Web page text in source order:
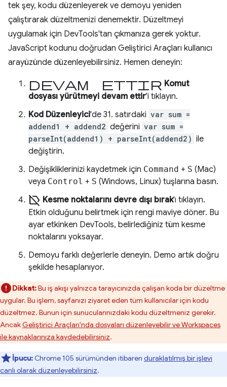
tek şey, kodu düzenleyerek ve demoyu yeniden
çalıştırarak düzeltmenizi denemektir. Düzeltmeyi
uygulamak için DevTools'tan çıkmanıza gerek yoktur.
JavaScript kodunu doğrudan Geliştirici Araçları kullanıcı
arayüzünde düzenleyebilirsiniz. Hemen deneyin:
Devam ettir Komut
dosyası yürütmeyi devam ettir'i tıklayın.
Kod Düzenleyici'de 31. satırdaki var sum =
addend1 + addend2 değerini var sum =
parseInt(addend1) + parseInt(addend2) ile
değiştirin.
Değişikliklerinizi kaydetmek için Command + S (Mac)
veya Control + S (Windows, Linux) tuşlarına basın.
label_off Kesme noktalarını devre dışı bırak'ı tıklayın.
Etkin olduğunu belirtmek için rengi maviye döner. Bu
ayar etkinken DevTools, belirlediğiniz tüm kesme
noktalarını yoksayar.
Demoyu farklı değerlerle deneyin. Demo artık doğru
şekilde hesaplanıyor.
Dikkat:Bu iş akışı yalnızca tarayıcınızda çalışan koda bir düzeltme
uygular. Bu işlem, sayfanızı ziyaret eden tüm kullanıcılar için kodu
düzeltmez. Bunun için sunucularınızdaki kodu düzeltmeniz gerekir.
AncakGeliştirici Araçları'nda dosyaları düzenleyebilir ve Workspaces
ile kaynaklarınıza kaydedebilirsiniz.
İpucu: Chrome 105 sürümünden itibaren duraklatılmış bir işlevi
canlı olarak düzenleyebilirsiniz.